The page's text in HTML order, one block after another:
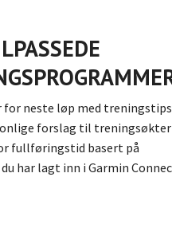
for neste løp med
forslag til
fullføringstid basert på
har lagt inn i Garmin